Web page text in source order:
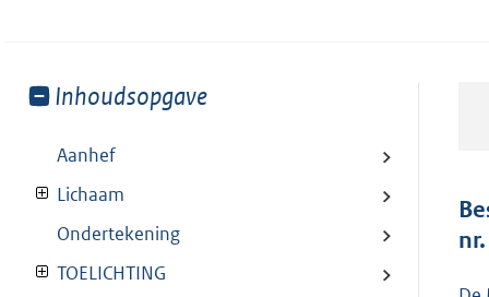
Toon
van:
Inhoudsopgave
Aanhef
Lichaam
Ondertekening
TOELICHTING